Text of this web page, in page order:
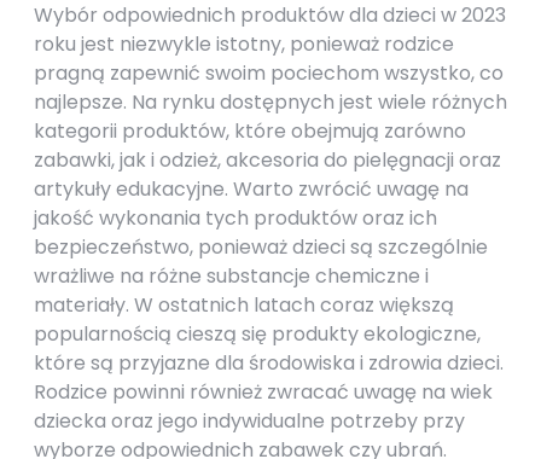
Wybór odpowiednich produktów dla dzieci w 2023
roku jest niezwykle istotny, ponieważ rodzice
pragną zapewnić swoim pociechom wszystko, co
najlepsze. Na rynku dostępnych jest wiele różnych
kategorii produktów, które obejmują zarówno
zabawki, jak i odzież, akcesoria do pielęgnacji oraz
artykuły edukacyjne. Warto zwrócić uwagę na
jakość wykonania tych produktów oraz ich
bezpieczeństwo, ponieważ dzieci są szczególnie
wrażliwe na różne substancje chemiczne i
materiały. W ostatnich latach coraz większą
popularnością cieszą się produkty ekologiczne,
które są przyjazne dla środowiska i zdrowia dzieci.
Rodzice powinni również zwracać uwagę na wiek
dziecka oraz jego indywidualne potrzeby przy
wyborze odpowiednich zabawek czy ubrań.